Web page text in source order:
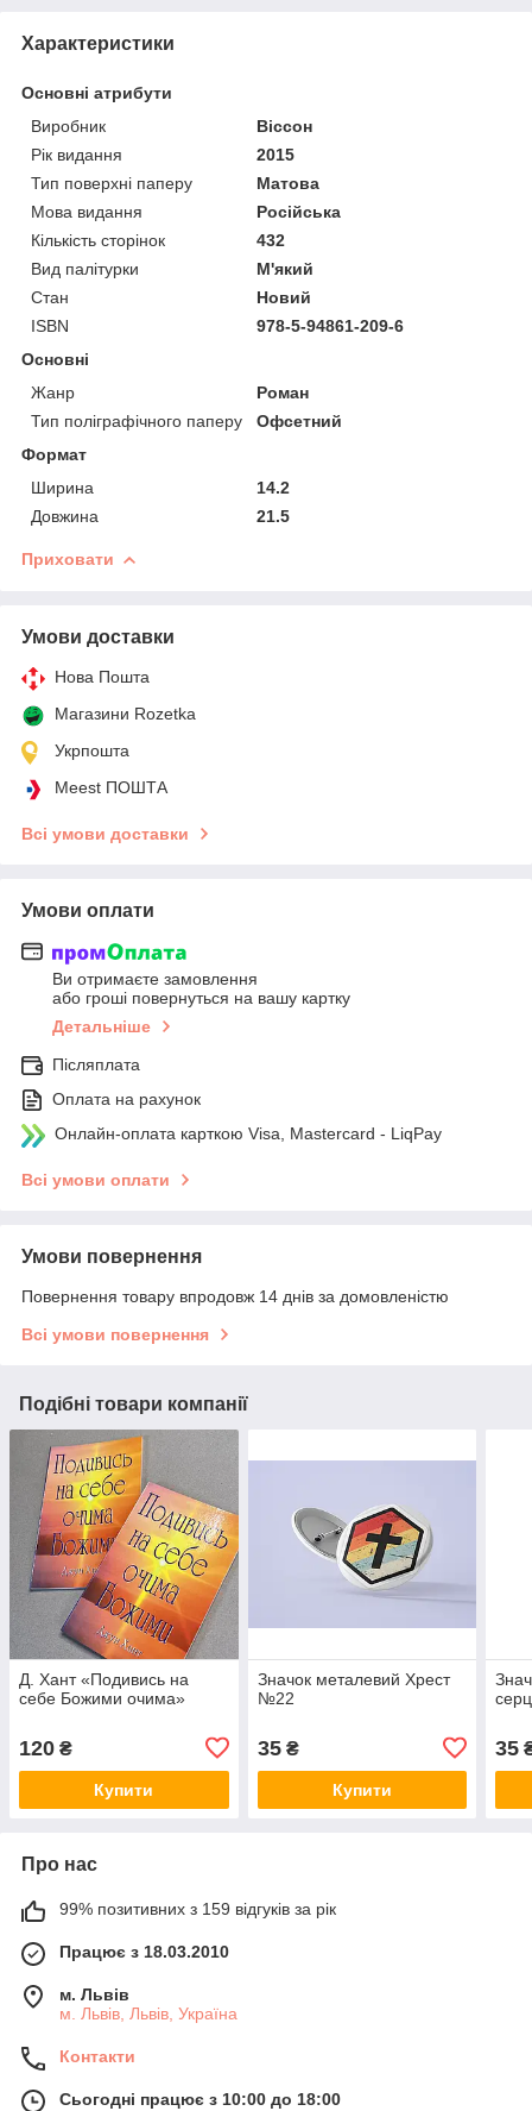
Характеристики
Основні атрибути
Виробник
Віссон
Рік видання
2015
Тип поверхні паперу
Матова
Мова видання
Російська
Кількість сторінок
432
Вид палітурки
М'який
Стан
Новий
ISBN
978-5-94861-209-6
Основні
Жанр
Роман
Тип поліграфічного паперу
Офсетний
Формат
Ширина
14.2
Довжина
21.5
Приховати
Умови доставки
Нова Пошта
Магазини Rozetka
Укрпошта
Meest ПОШТА
Всі умови доставки
Умови оплати
Ви отримаєте замовлення
або гроші повернуться на вашу картку
Детальніше
Післяплата
Оплата на рахунок
Онлайн-оплата карткою Visa, Mastercard - LiqPay
Всі умови оплати
Умови повернення
Повернення товару впродовж 14 днів за домовленістю
Всі умови повернення
Подібні товари компанії
Д. Хант «Подивись на
себе Божими очима»
120 ₴
Купити
Значок металевий Хрест
№22
35₴
Купити
35
Про нас
99% позитивних з 159 відгуків за рік
Працює з 18.03.2010
м. Львів
м. Львів, Львів, Україна
Контакти
Сьогодні працює з 10:00 до 18:00